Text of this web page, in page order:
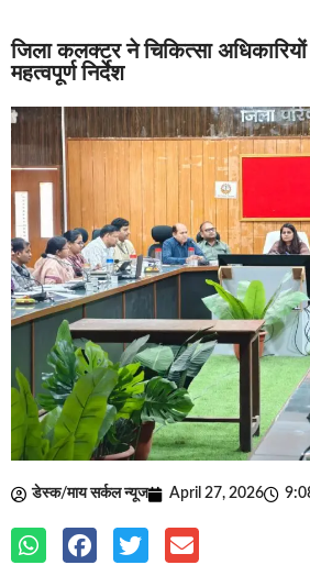
जिला कलक्टर ने चिकित्सा
महत्वपूर्ण निर्देश
डेस्क/माय सर्कल न्यूज April 27, 2026